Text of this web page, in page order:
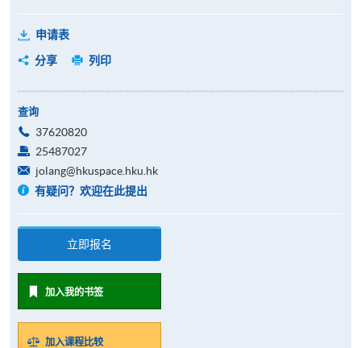
申请表
分享
列印
查询
37620820
25487027
jolang@hkuspace.hku.hk
有疑问？欢迎在此提出
立即报名
加入我的书签
加入课程比较